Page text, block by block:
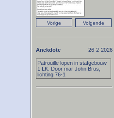
Anekdote 26-2-2026
Patrouille lopen in stafgebouw
1 LK. Door mar John Brus,
lichting 76-1